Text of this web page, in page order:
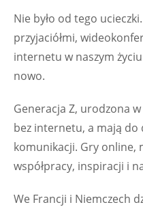
Nie było od tego
przyjaciółmi,
internetu w naszym
nowo.
Generacja Z, urodzona
bez internetu, a mają do
komunikacji. Gry online,
współpracy, inspiracji i
We Francji i Niemczech